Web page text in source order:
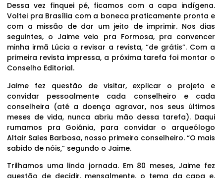
Dessa vez finquei pé, ficamos com a capa indígena.
Voltei pra Brasília com a boneca praticamente pronta e
com a missão de dar um jeito de imprimir. Nos dias
seguintes, o Jaime veio pra Formosa, pra convencer
minha irmã Lúcia a revisar a revista, “de grátis”. Com a
primeira revista impressa, a próxima tarefa foi montar o
Conselho Editorial.
Jaime fez questão de visitar, explicar o projeto e
convidar pessoalmente cada conselheiro e cada
conselheira (até a doença agravar, nos seus últimos
meses de vida, nunca abriu mão dessa tarefa). Daqui
rumamos pra Goiânia, para convidar o arqueólogo
Altair Sales Barbosa, nosso primeiro conselheiro. “O mais
sabido de nóis,” segundo o Jaime.
Trilhamos uma linda jornada. Em 80 meses, Jaime fez